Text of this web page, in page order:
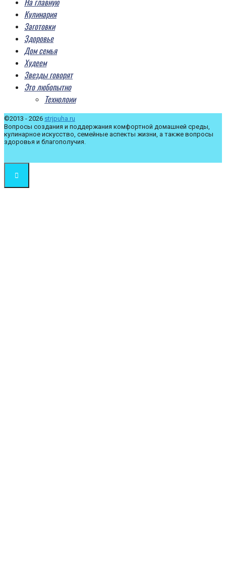
Кулинария
Заготовки
Здоровье
Дом семья
Худеем
Звезды говорят
Это любопытно
Технолоии
©2013 - 2026 strjpuha.ru
Вопросы создания и поддержания комфортной домашней среды,
кулинарное искусство, семейные аспекты жизни, а также вопросы
здоровья и благополучия.